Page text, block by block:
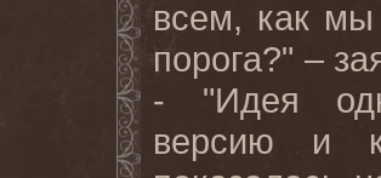
всем, как мы
порога?" –
- "Идея
версию и